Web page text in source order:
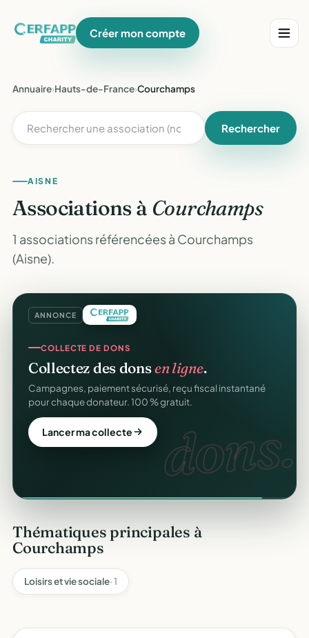
Créer mon compte
Annuaire›Hauts-de-France›Courchamps
Rechercher
AISNE
Associations à Courchamps
1 associations référencées à Courchamps
(Aisne).
ANNONCE
dons.
COLLECTE DE DONS
Collectez des donsen ligne.
Campagnes, paiement sécurisé, reçu fiscal instantané
pour chaque donateur. 100 % gratuit.
Lancer ma collecte
Thématiques principales à
Courchamps
Loisirs et vie sociale· 1